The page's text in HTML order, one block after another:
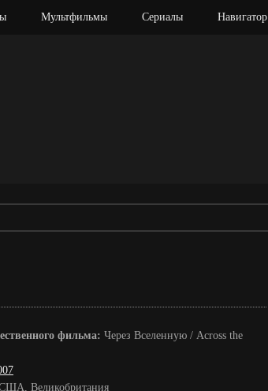
Мультфильмы Сериалы Навигатор
фильма: Через Вселенную / Across the
Великобритания